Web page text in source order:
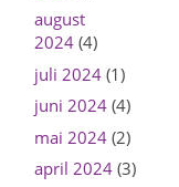
august
2024(4)
juli 2024(1)
juni 2024(4)
mai 2024(2)
april 2024(3)